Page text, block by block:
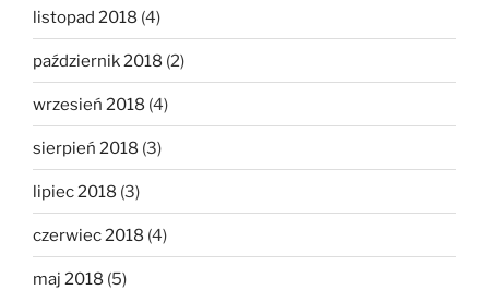
listopad 2018 (4)
październik 2018 (2)
wrzesień 2018 (4)
sierpień 2018 (3)
lipiec 2018 (3)
czerwiec 2018 (4)
maj 2018 (5)